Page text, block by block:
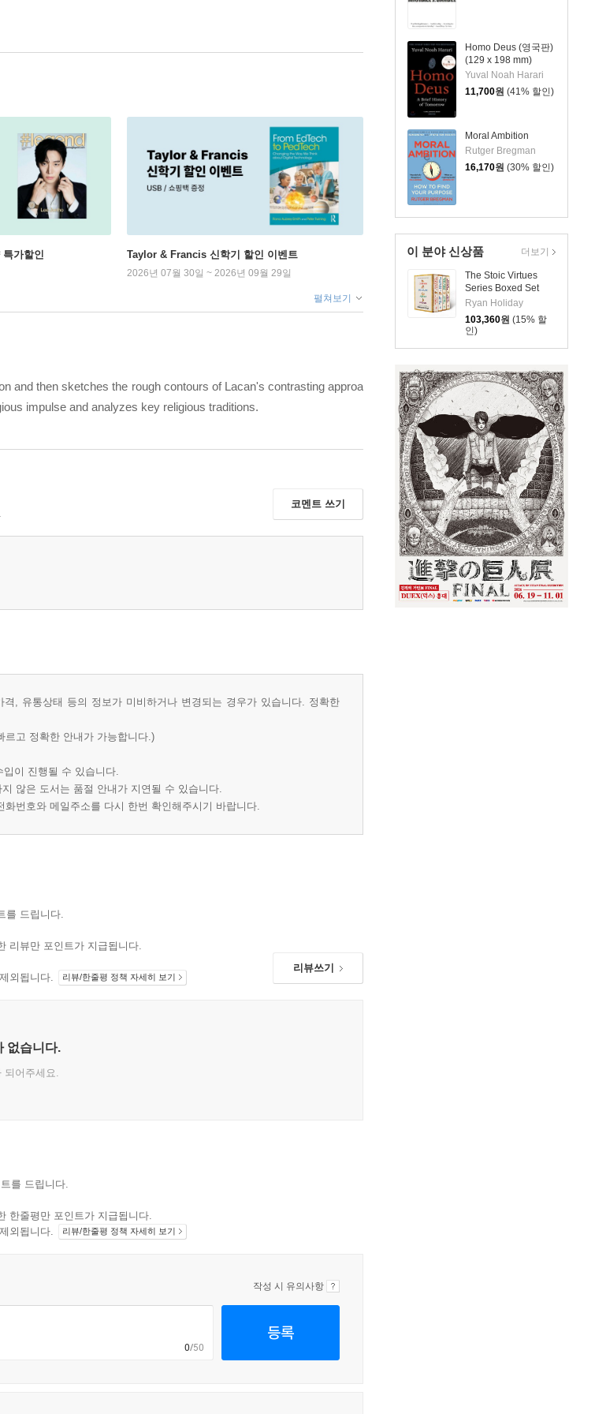
Homo Deus (영국판)
(129 x 198 mm)
Yuval Noah Harari
11,700원 (41% 할인)
Moral Ambition
Rutger Bregman
16,170원 (30% 할인)
이 분야 신상품
The Stoic Virtues
Series Boxed Set
Ryan Holiday
103,360원 (15% 할
인)
더보기
가할인 Taylor & Francis 신학기 할인 이벤트
2026년 07월 30일 ~ 2026년 09월 29일
펼쳐보기
and then sketches the rough contours of Lacan's contrasting approa
impulse and analyzes key religious traditions.
코멘트 쓰기
, 유통상태 등의 정보가 미비하거나 변경되는 경우가 있습니다. 정확한
고 정확한 안내가 가능합니다.)
이 진행될 수 있습니다.
않은 도서는 품절 안내가 지연될 수 있습니다.
번호와 메일주소를 다시 한번 확인해주시기 바랍니다.
를 드립니다.
리뷰만 포인트가 지급됩니다.
외됩니다.
리뷰/한줄평 정책 자세히 보기
리뷰쓰기
없습니다.
되어주세요.
를 드립니다.
한줄평만 포인트가 지급됩니다.
외됩니다.
리뷰/한줄평 정책 자세히 보기
작성 시 유의사항
0/50
등록